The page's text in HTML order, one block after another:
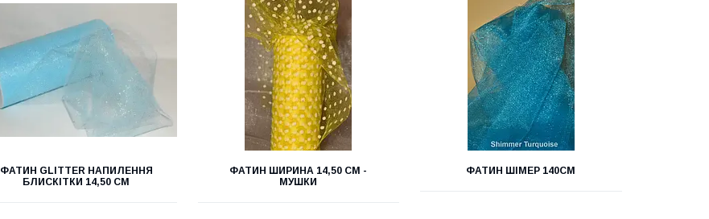
ФАТИН GLITTER НАПИЛЕННЯ
БЛИСКІТКИ 14,50 СМ
ФАТИН ШИРИНА 14,50 СМ -
МУШКИ
ФАТИН ШІМЕР 140СМ